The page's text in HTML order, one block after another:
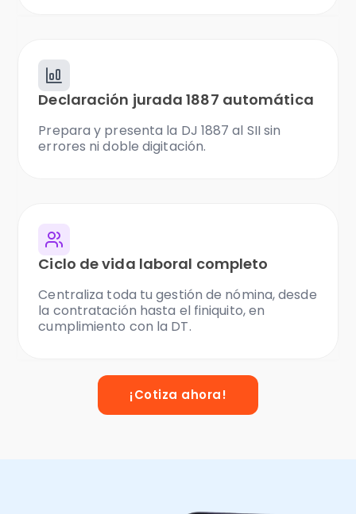
Declaración jurada 1887 automática
Prepara y presenta la DJ 1887 al SII sin
errores ni doble digitación.
Ciclo de vida laboral completo
Centraliza toda tu gestión de nómina, desde
la contratación hasta el finiquito, en
cumplimiento con la DT.
¡Cotiza ahora!